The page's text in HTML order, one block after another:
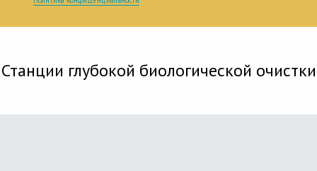
Станции глубокой биологической очистки